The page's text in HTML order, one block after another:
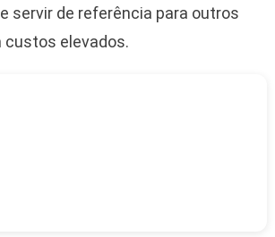
servir de referência para outros
custos elevados.